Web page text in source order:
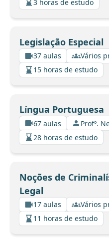
3 horas de estudo
Legislação Especial
37 aulas
Vários
15 horas de estudo
Língua Portuguesa
67 aulas
Profº.
28 horas de estudo
Noções de
Legal
17 aulas
Vários
11 horas de estudo